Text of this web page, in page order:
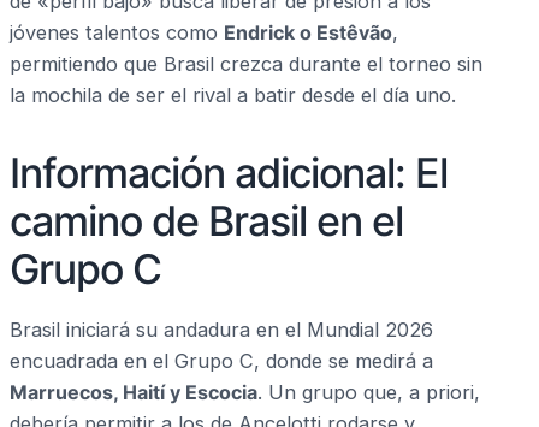
jóvenes talentos como Endrick o Estêvão,
permitiendo que Brasil crezca durante el torneo sin
la mochila de ser el rival a batir desde el día uno.
Información adicional: El
camino de Brasil en el
Grupo C
Brasil iniciará su andadura en el Mundial 2026
encuadrada en el Grupo C, donde se medirá a
Marruecos, Haití y Escocia. Un grupo que, a priori,